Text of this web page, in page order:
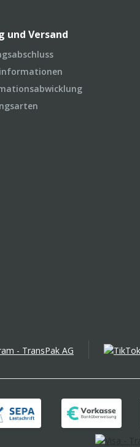
und Versand